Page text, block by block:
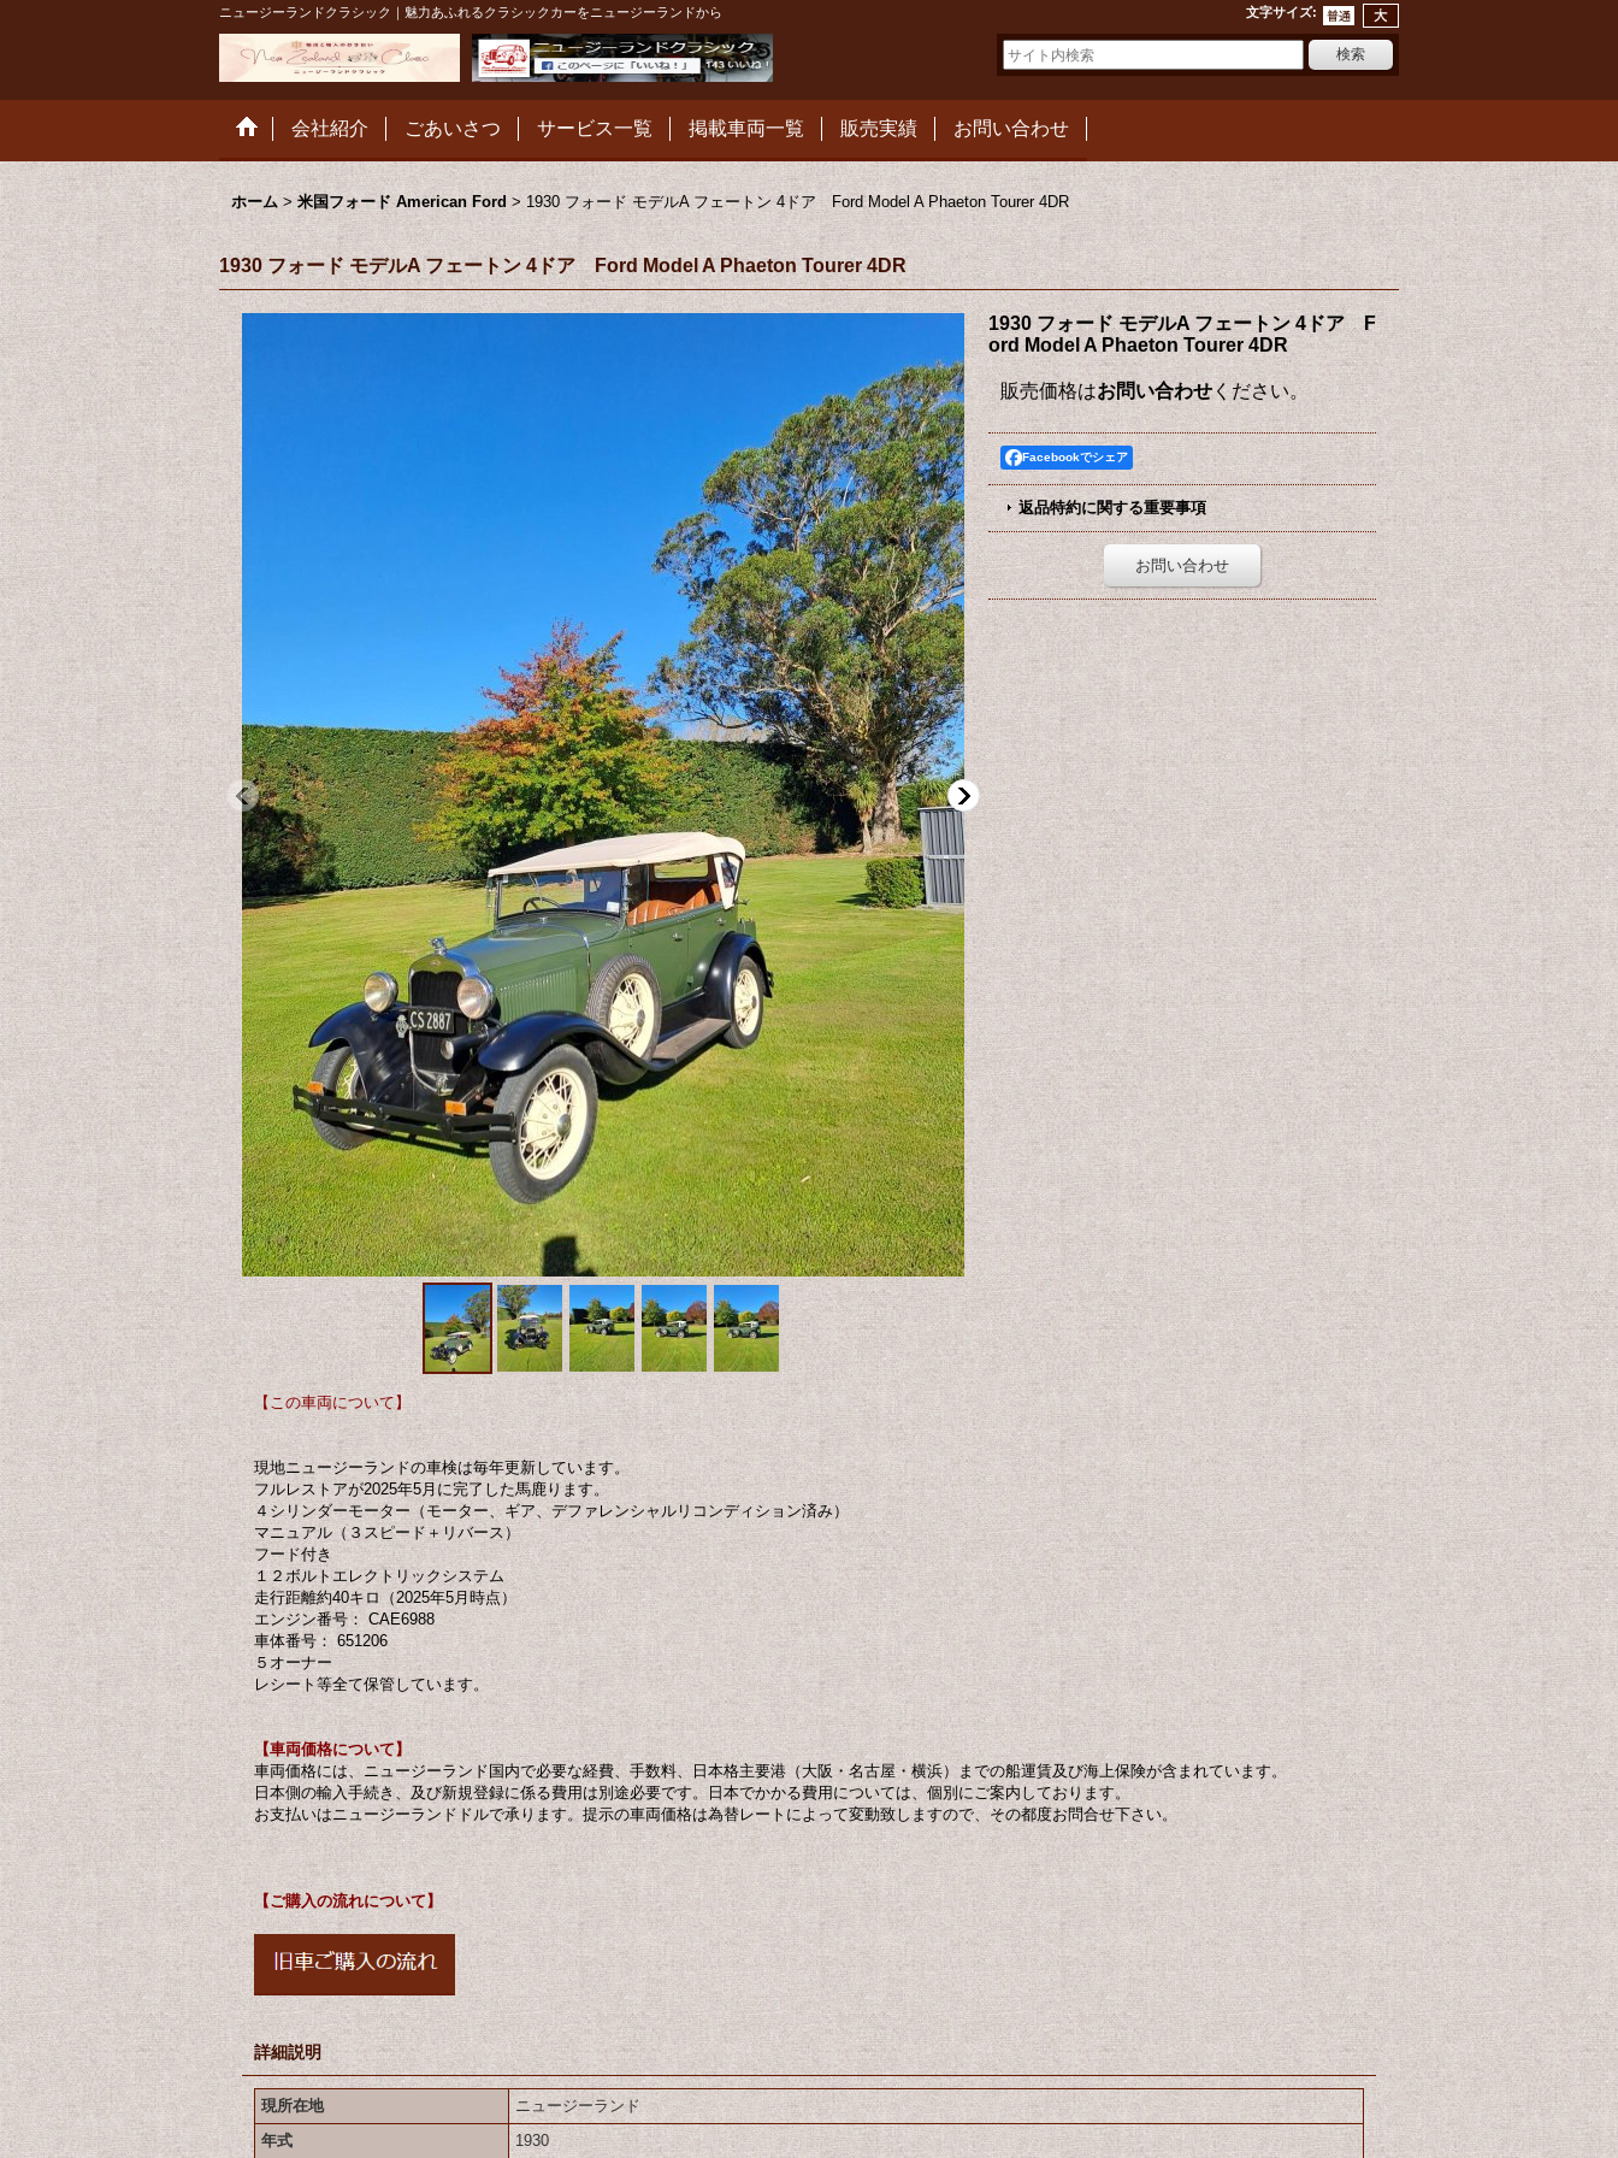
ニュージーランドクラシック｜魅力あふれるクラシックカーをニュージーランドから 文字サイズ:
会社紹介 ごあいさつ サービス一覧 掲載車両一覧 販売実績 お問い合わせ
ホーム > 米国フォード American Ford > 1930 フォード モデルA フェートン 4ドア Ford Model A Phaeton Tourer 4DR
1930 フォード モデルA フェートン 4ドア Ford Model A Phaeton Tourer 4DR
1930 フォード モデルA フェートン 4ドア F
ord Model A Phaeton Tourer 4DR
販売価格はお問い合わせください。
Facebookでシェア
返品特約に関する重要事項
お問い合わせ
【この車両について】
現地ニュージーランドの車検は毎年更新しています。
フルレストアが2025年5月に完了した馬鹿ります。
４シリンダーモーター（モーター、ギア、デファレンシャルリコンディション済み）
マニュアル（３スピード＋リバース）
フード付き
１２ボルトエレクトリックシステム
走行距離約40キロ（2025年5月時点）
エンジン番号： CAE6988
車体番号： 651206
５オーナー
レシート等全て保管しています。
【車両価格について】
車両価格には、ニュージーランド国内で必要な経費、手数料、日本格主要港（大阪・名古屋・横浜）までの船運賃及び海上保険が含まれています。
日本側の輸入手続き、及び新規登録に係る費用は別途必要です。日本でかかる費用については、個別にご案内しております。
お支払いはニュージーランドドルで承ります。提示の車両価格は為替レートによって変動致しますので、その都度お問合せ下さい。
【ご購入の流れについて】
詳細説明
現所在地
ニュージーランド
年式
1930